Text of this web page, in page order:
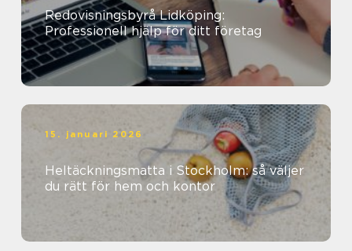
Redovisningsbyrå Lidköping:
Professionell hjälp för ditt företag
15. januari 2026
Heltäckningsmatta i Stockholm: så väljer
du rätt för hem och kontor